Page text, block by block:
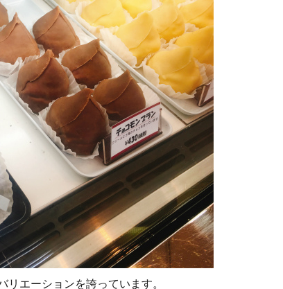
エーションを誇っています。